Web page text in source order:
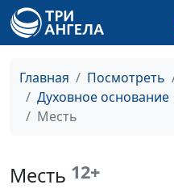
Главная Посмотреть
Духовное основание
Месть
Месть 12+
человеческая